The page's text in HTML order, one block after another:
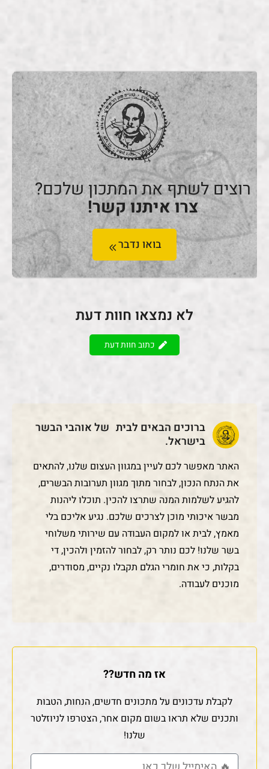
רוצים לשתף את המתכון שלכם?
צרו איתנו קשר!
בואו נדבר
לא נמצאו חוות דעת
כתוב חוות דעת
ברוכים הבאים לבית של אוהבי הבשר
בישראל.
האתר מאפשר לכם לעיין במגוון העצום שלנו, להתאים
את הנתח הנכון, לבחור מתוך מגוון תערובות הבשרים,
להגיע לשלמות המנה שתרצו להכין. תוכלו ליהנות
מבשר איכותי מוכן לצרכים שלכם. נגיע אליכם בלי
מאמץ, לבית או למקום העבודה עם שירותי משלוחי
בשר שלנו! לכם נותר רק, לבחור להזמין ולהכין, די
בקלות, כי את חומרי הגלם תקבלו נקיים, מסודרים,
מוכנים לעבודה.
אז מה חדש??
לקבלת עדכונים על מתכונים חדשים, הנחות, הטבות
ותכנים שלא תראו בשום מקום אחר, הצטרפו לניוזלטר
שלנו!